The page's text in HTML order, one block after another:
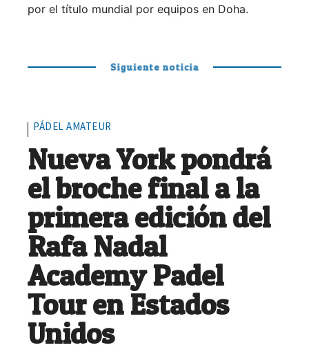
por el título mundial por equipos en Doha.
Siguiente noticia
PÁDEL AMATEUR
Nueva York pondrá
el broche final a la
primera edición del
Rafa Nadal
Academy Padel
Tour en Estados
Unidos